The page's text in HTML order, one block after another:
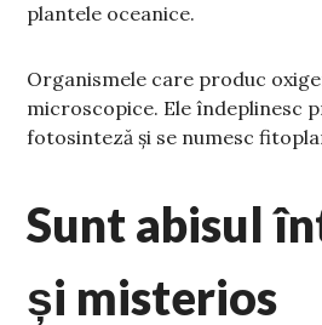
plantele oceanice.
Organismele care produc
microscopice. Ele îndeplinesc
fotosinteză și se numesc
Sunt abisul
și misterios